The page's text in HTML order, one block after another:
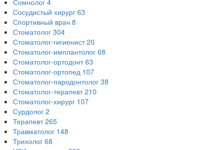
Сосудистый хирург 63
Спортивный врач 8
Стоматолог 304
Стоматолог-гигиенист 20
Стоматолог-имплантолог 68
Стоматолог-ортодонт 63
Стоматолог-ортопед 107
Стоматолог-пародонтолог 38
Стоматолог-терапевт 210
Стоматолог-хирург 107
Сурдолог 2
Терапевт 265
Травматолог 148
Трихолог 68